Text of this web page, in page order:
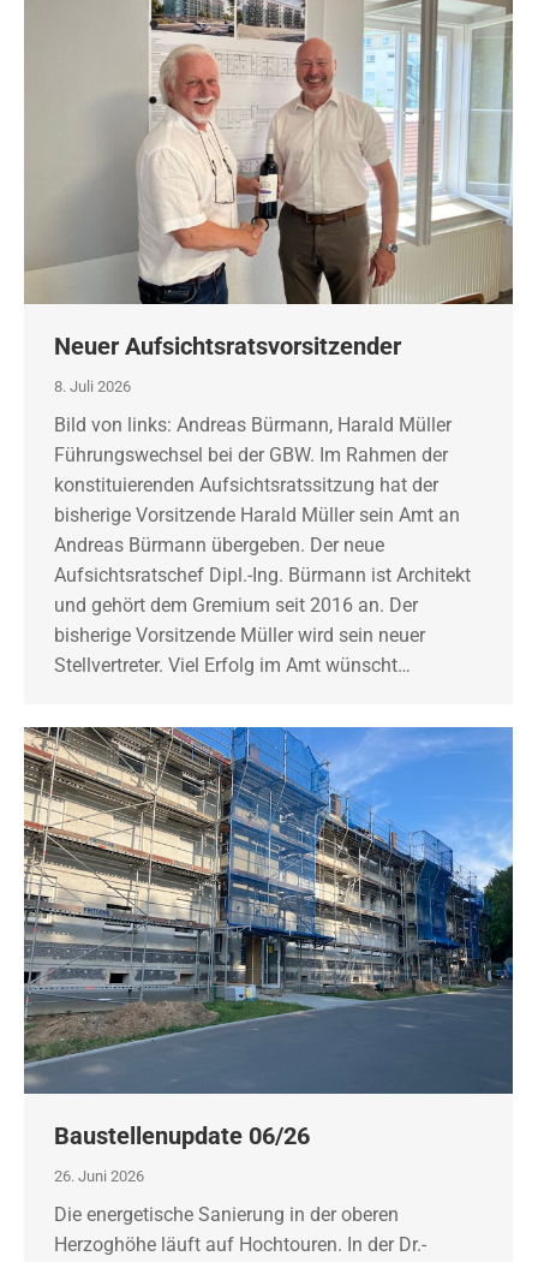
Neuer Aufsichtsratsvorsitzender
8. Juli 2026
Bild von links: Andreas Bürmann, Harald Müller
Führungswechsel bei der GBW. Im Rahmen der
konstituierenden Aufsichtsratssitzung hat der
bisherige Vorsitzende Harald Müller sein Amt an
Andreas Bürmann übergeben. Der neue
Aufsichtsratschef Dipl.-Ing. Bürmann ist Architekt
und gehört dem Gremium seit 2016 an. Der
bisherige Vorsitzende Müller wird sein neuer
Stellvertreter. Viel Erfolg im Amt wünscht…
Baustellenupdate 06/26
26. Juni 2026
Die energetische Sanierung in der oberen
Herzoghöhe läuft auf Hochtouren. In der Dr.-